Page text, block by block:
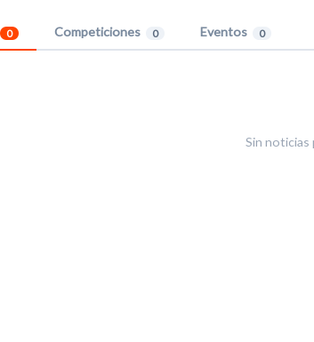
0 Competiciones 0 Eventos 0
Sin noticias